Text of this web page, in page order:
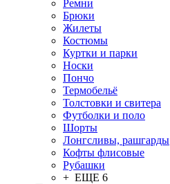
Ремни
Брюки
Жилеты
Костюмы
Куртки и парки
Носки
Пончо
Термобельё
Толстовки и свитера
Футболки и поло
Шорты
Лонгсливы, рашгарды
Кофты флисовые
Рубашки
+ ЕЩЕ 6